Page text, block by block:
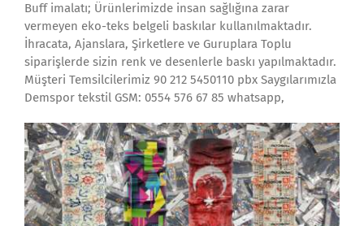
Buff imalatı; Ürünlerimizde insan sağlığına zarar
vermeyen eko-teks belgeli baskılar kullanılmaktadır.
İhracata, Ajanslara, Şirketlere ve Guruplara Toplu
siparişlerde sizin renk ve desenlerle baskı yapılmaktadır.
Müşteri Temsilcilerimiz 90 212 5450110 pbx Saygılarımızla
Demspor tekstil GSM: 0554 576 67 85 whatsapp,